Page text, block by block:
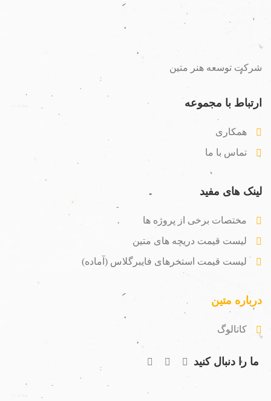
شرکت توسعه هنر متین
ارتباط با مجموعه
همکاری
تماس با ما
لینک های مفید
مختصات برخی از پروژه ها
لیست قیمت دریچه های متین
لیست قیمت استخرهای فایبرگلاس (آماده)
درباره متین
کاتالوگ
ما را دنبال کنید